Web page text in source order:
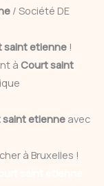
/ Société DE
saint etienne !
à Court saint
saint etienne avec
à Bruxelles !